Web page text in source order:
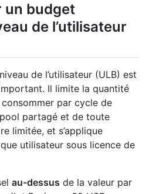
un budget
de l’utilisateur
de l’utilisateur (ULB) est
Il limite la quantité
par cycle de
partagé et de toute
limitée, et s’applique
utilisateur sous licence de
au-dessus de la valeur par